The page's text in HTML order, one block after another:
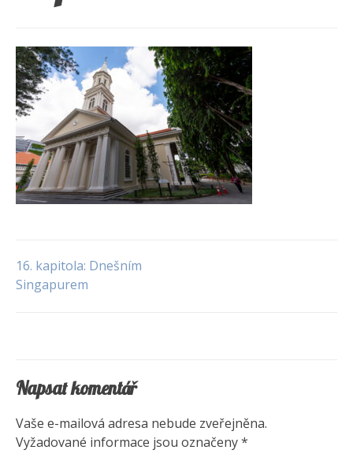
Navigace
16. kapitola: Dnešním
Singapurem
Napsat komentář
Vaše e-mailová adresa nebude zveřejněna.
Vyžadované informace jsou označeny*